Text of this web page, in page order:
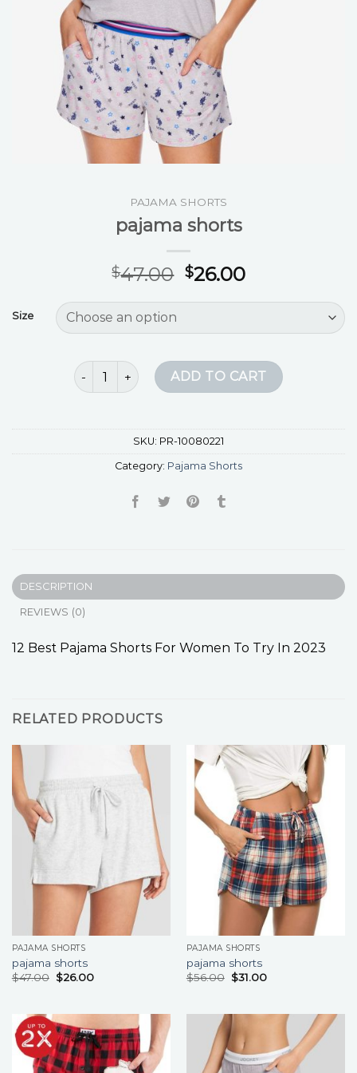
PAJAMA SHORTS
pajama shorts
$47.00 $26.00
Size
pajama shorts quantityADD TO CART
SKU: PR-10080221
Category: Pajama Shorts
DESCRIPTION
REVIEWS (0)
12 Best Pajama Shorts For Women To Try In 2023
RELATED PRODUCTS
PAJAMA SHORTS
pajama shorts
$47.00 $26.00
PAJAMA SHORTS
pajama shorts
$56.00 $31.00